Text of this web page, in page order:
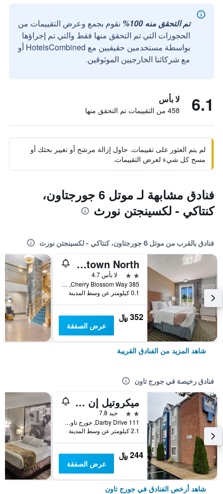
تم التحقق منه 100%
نقوم بجمع وعرض التقييمات من
الحجوزات التي تم التحقق منها فقط والتي تم إجراؤها
بواسطة مستخدمين حقيقيين مع HotelsCombined أو
مع شركائنا الخارجيين الموثوقين.
6.1 لا بأس
458 من التقييمات تم التحقق منها
لم يتم العثور على تقييمات. حاول إزالة مرشح أو تغيير بحثك أو
مسح كل شيء لعرض التقييمات.
فنادق مشابهة لـ موتل 6 جورجتاون،
كنتاكي - لكسينجتن نورث
فنادق بالقرب من موتل 6 جورجتاون، كنتاكي - لكسينجتن نورث
Quality Inn Georgetown North
2 نجمتين
لا بأس 4.7
385 Cherry Blossom Way, جورج تاون, KY, الولايات المتحدة الأميريكية
0.1 كيلومتر عن وسط المدينة
352 ﷼
عرض الصفقة
شاهد المزيد من الفنادق القريبة
فنادق رخيصة في جورج تاون
ميكروتيل إن باي ويندام جورجتاون
2 نجمتين
جيد 7.8
111 Darby Drive, جورج تاون, KY, الولايات المتحدة الأميريكية
2.1 كيلومتر عن وسط المدينة
244 ﷼
عرض الصفقة
شاهد أرخص الفنادق في جورج تاون